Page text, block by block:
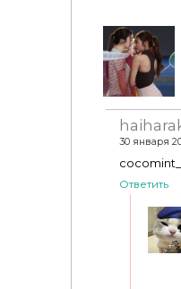
Платье -
30 января
Ответить